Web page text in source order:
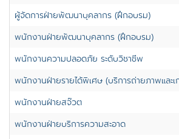
ผู้จัดการฝ่ายพัฒนาบุคลากร (ฝึกอบรม)
พนักงานฝ่ายพัฒนาบุคลากร (ฝึกอบรม)
พนักงานความปลอดภัย ระดับวิชาชีพ
พนักงานฝ่ายรายได้พิเศษ (บริการถ่ายภาพและเ
พนักงานฝ่ายสจ๊วต
พนักงานฝ่ายบริการความสะอาด